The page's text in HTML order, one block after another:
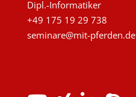
Dipl.-Informatiker
+49 175 19 29 738
seminare@mit-pferden.de